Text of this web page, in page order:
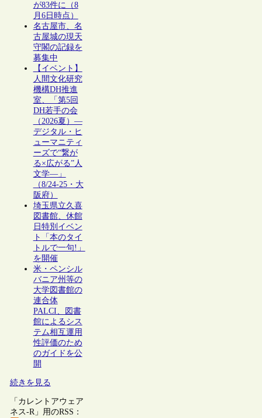
が83件に（8
月6日時点）
名古屋市、名
古屋城の現天
守閣の記録を
募集中
【イベント】
人間文化研究
機構DH推進
室、「第5回
DH若手の会
（2026夏）―
デジタル・ヒ
ューマニティ
ーズで“繋が
る×広がる”人
文学―」
（8/24-25・大
阪府）
埼玉県立久喜
図書館、休館
日特別イベン
ト「本のタイ
トルで一句!」
を開催
米・ペンシル
バニア州等の
大学図書館の
連合体
PALCI、図書
館によるシス
テム相互運用
性評価のため
のガイドを公
開
続きを見る
「カレントアウェア
ネス-R」用のRSS：